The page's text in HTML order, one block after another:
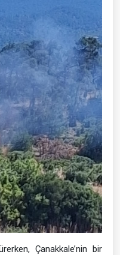
Çanakkale’nin bir